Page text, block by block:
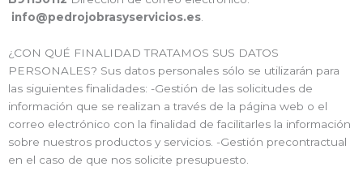
info@pedrojobrasyservicios.es.
¿CON QUÉ FINALIDAD TRATAMOS SUS DATOS
PERSONALES? Sus datos personales sólo se utilizarán para
las siguientes finalidades: -Gestión de las solicitudes de
información que se realizan a través de la página web o el
correo electrónico con la finalidad de facilitarles la información
sobre nuestros productos y servicios. -Gestión precontractual
en el caso de que nos solicite presupuesto.